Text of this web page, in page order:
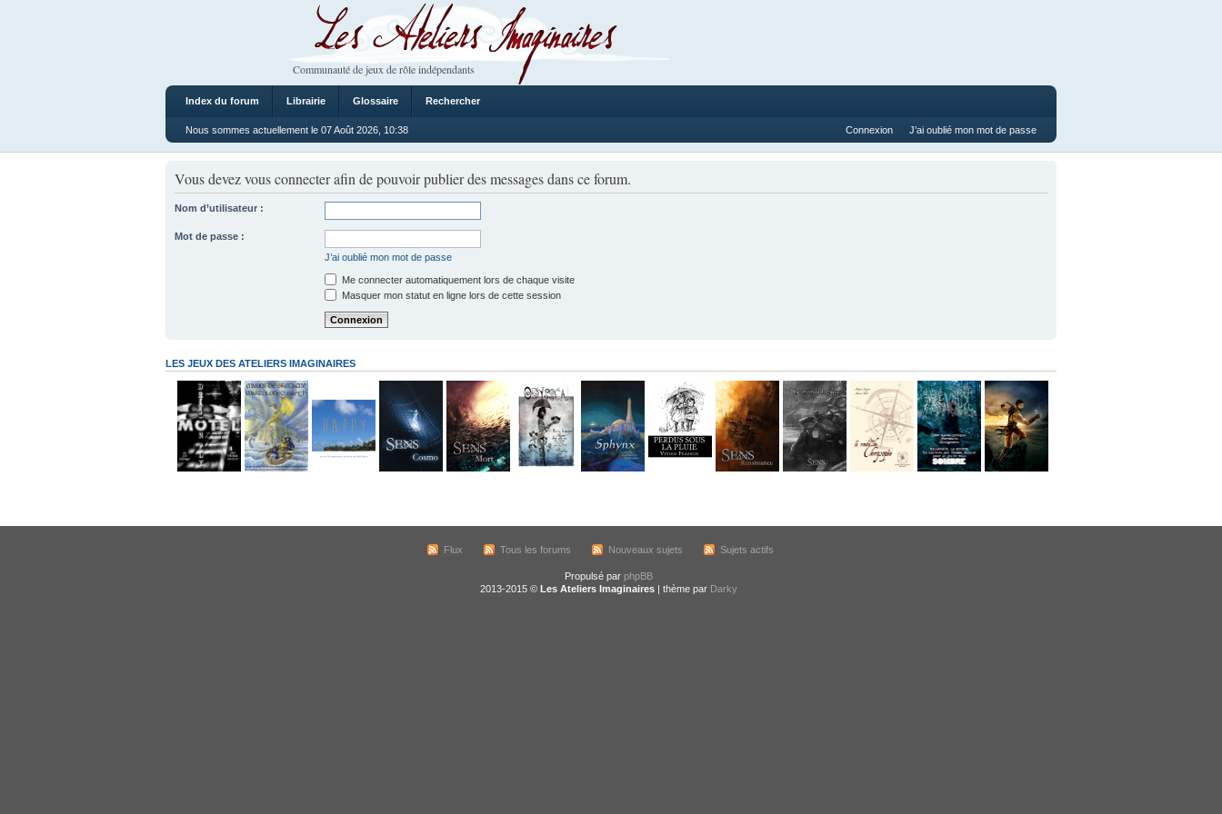
Les Ateliers Imaginaires
Communauté de jeux de rôle indépendants
Index du forum Librairie Glossaire Rechercher
Nous sommes actuellement le 07 Août 2026, 10:38 Connexion J’ai oublié mon mot de passe
Vous devez vous connecter afin de pouvoir publier des messages dans ce forum.
Nom d’utilisateur :
Mot de passe :
J’ai oublié mon mot de passe
Me connecter automatiquement lors de chaque visite
Masquer mon statut en ligne lors de cette session
LES JEUX DES ATELIERS IMAGINAIRES
Flux Tous les forums Nouveaux sujets Sujets actifs
Propulsé par phpBB
2013-2015 © Les Ateliers Imaginaires | thème par Darky